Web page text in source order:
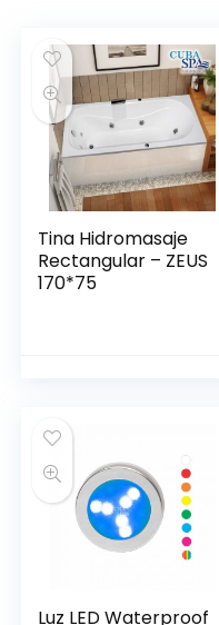
Tina Hidromasaje
Rectangular – ZEUS
170*75
Luz LED Waterproof